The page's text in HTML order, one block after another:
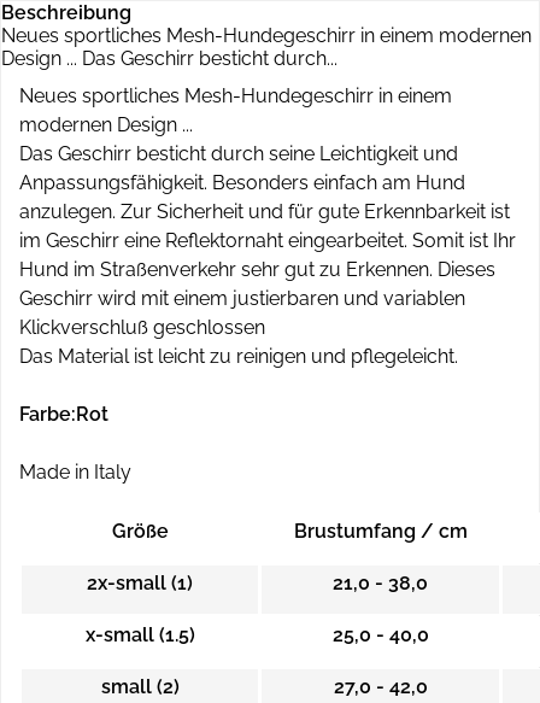
Beschreibung
Neues sportliches Mesh-Hundegeschirr in einem modernen
Design ... Das Geschirr besticht durch...
Neues sportliches Mesh-Hundegeschirr in einem
modernen Design ...
Das Geschirr besticht durch seine Leichtigkeit und
Anpassungsfähigkeit. Besonders einfach am Hund
anzulegen. Zur Sicherheit und für gute Erkennbarkeit ist
im Geschirr eine Reflektornaht eingearbeitet. Somit ist Ihr
Hund im Straßenverkehr sehr gut zu Erkennen. Dieses
Geschirr wird mit einem justierbaren und variablen
Klickverschluß geschlossen
Das Material ist leicht zu reinigen und pflegeleicht.
Farbe:Rot
Made in Italy
Größe Brustumfang / cm
2x-small (1) 21,0 - 38,0
x-small (1.5) 25,0 - 40,0
small (2) 27,0 - 42,0